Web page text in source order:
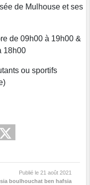
de Mulhouse et ses
de 09h00 à 19h00 &
18h00
ou sportifs
Publié le 21 août 2021
boulhouchat ben hafsia